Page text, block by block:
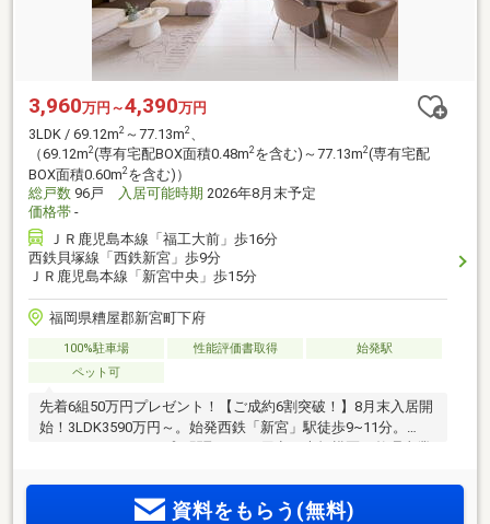
3,960万円～4,390万円
3LDK / 69.12m2 ～77.13m2 、
（69.12m2(専有宅配BOX面積0.48m2を含む)～77.13m2(専有宅配
BOX面積0.60m2 を含む)）
総戸数 96戸 入居可能時期 2026年8月末予定
価格帯 -
ＪＲ鹿児島本線「福工大前」歩16分
西鉄貝塚線「西鉄新宮」歩9分
ＪＲ鹿児島本線「新宮中央」歩15分
福岡県糟屋郡新宮町下府
100%駐車場 性能評価書取得
始発駅
ペット可
先着6組50万円プレゼント！【ご成約6割突破！】8月末入居開
始！3LDK3590万円～。始発西鉄「新宮」駅徒歩9~11分。
能。ZEH-M Oriented・エネファーム・住戸前専用宅配ボック
ス・玄関前ゴミ回収サービス。資料をもらう(無料)